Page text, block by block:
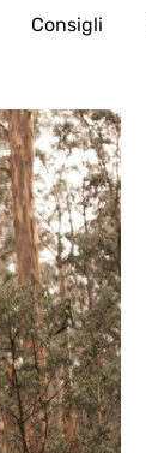
Consigli